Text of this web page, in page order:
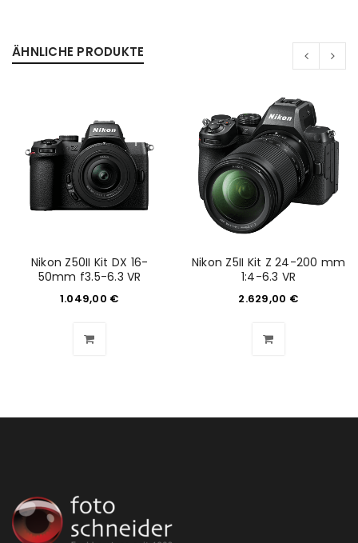
Ich stimme zu
Ja, ich möchte ein Kundenkonto eröffnen und
akzeptiere dieDatenschutzerklärung. *
ÄHNLICHE PRODUKTE
Nikon Z50II Kit DX 16-
50mm f3.5-6.3 VR
1.049,00 €
Nikon Z5II Kit Z 24-200 mm
1:4-6.3 VR
2.629,00 €